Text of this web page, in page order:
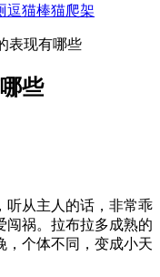
逗猫棒猫爬架
表现有哪些
些
听从主人的话，非常乖
闯祸。拉布拉多成熟的
，个体不同，变成小天